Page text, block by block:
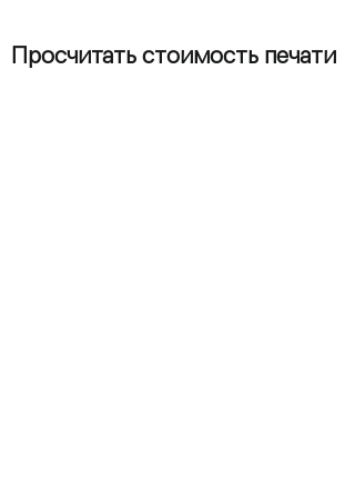
Просчитать стоимость печати